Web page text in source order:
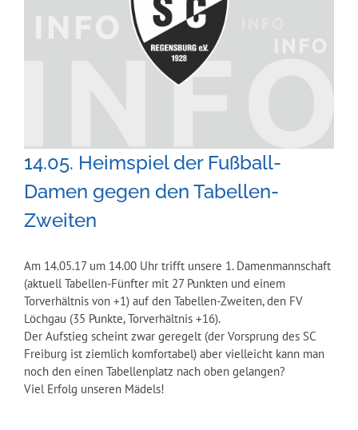
14.05. Heimspiel der Fußball-
Damen gegen den Tabellen-
Zweiten
Am 14.05.17 um 14.00 Uhr trifft unsere 1. Damenmannschaft
(aktuell Tabellen-Fünfter mit 27 Punkten und einem
Torverhältnis von +1) auf den Tabellen-Zweiten, den FV
Löchgau (35 Punkte, Torverhältnis +16).
Der Aufstieg scheint zwar geregelt (der Vorsprung des SC
Freiburg ist ziemlich komfortabel) aber vielleicht kann man
noch den einen Tabellenplatz nach oben gelangen?
Viel Erfolg unseren Mädels!